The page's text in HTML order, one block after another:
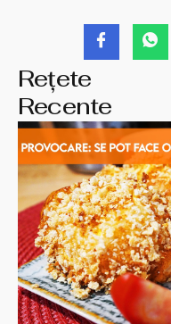
Rețete
Recente